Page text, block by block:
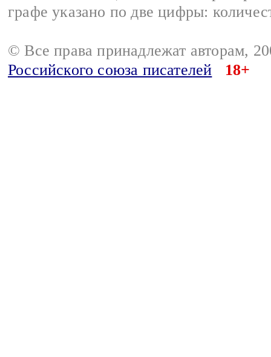
графе указано по две цифры:
© Все права принадлежат авторам,
Российского союза писателей
18+